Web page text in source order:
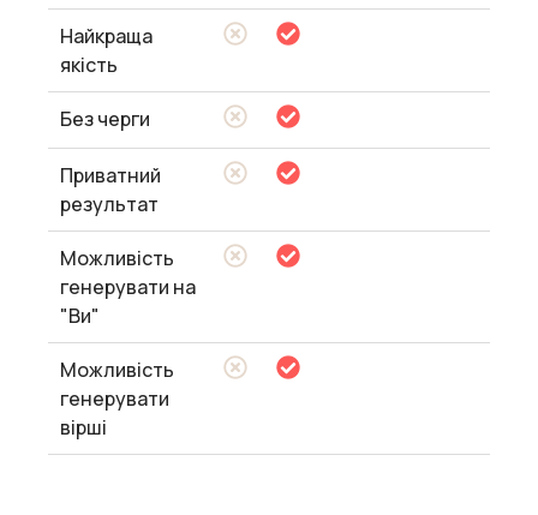
Найкраща
якість
Без черги
Приватний
результат
Можливість
генерувати на
"Ви"
Можливість
генерувати
вірші